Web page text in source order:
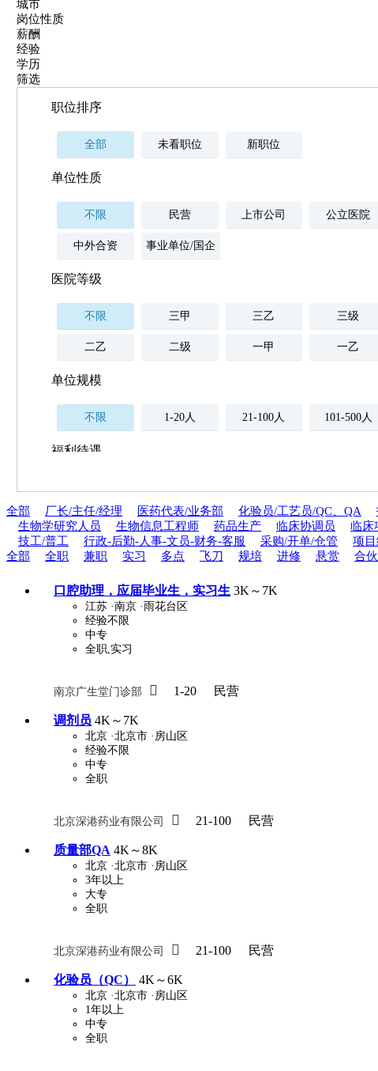
城市
岗位性质
薪酬
经验
学历
筛选
职位排序
全部 未看职位 新职位
单位性质
不限 民营 上市公司 公立医院
中外合资 事业单位/国企
医院等级
不限 三甲 三乙 三级
二乙 二级 一甲 一乙
单位规模
不限 1-20人 21-100人 101-500人
福利待遇
薪资与社保
五险 住房公积金 补充医疗保险 企业年金
法定节假日三薪 工龄奖
晋升与政策
关怀与福利
包住
解决户口
员工旅游 高温补贴
全部 厂长/主任/经理 医药代表/业务部 化验员/工艺员/QC、QA
生物学研究人员
生物信息工程师 药品生产 临床协调员 临床
技工/普工
行政-后勤-人事-文员-财务-客服 采购/开单/仓管 项
全部
全职 兼职 实习 多点 飞刀 规培 进修 悬赏 合伙
口腔助理，应届毕业生，实习生 3K～7K
江苏 ·南京 ·雨花台区
经验不限
中专
全职,实习
南京广生堂门诊部  1-20
民营
调剂员 4K～7K
北京 ·北京市 ·房山区
经验不限
中专
全职
北京深港药业有限公司  21-100
民营
质量部QA 4K～8K
北京 ·北京市 ·房山区
3年以上
大专
全职
北京深港药业有限公司  21-100
民营
化验员（QC）
4K～6K
北京 ·北京市 ·房山区
1年以上
中专
全职